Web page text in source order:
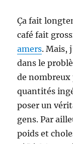
Ça fait
café fait
amers. Mais,
dans le
de nombreux
quantités
poser un
gens. Par
poids et